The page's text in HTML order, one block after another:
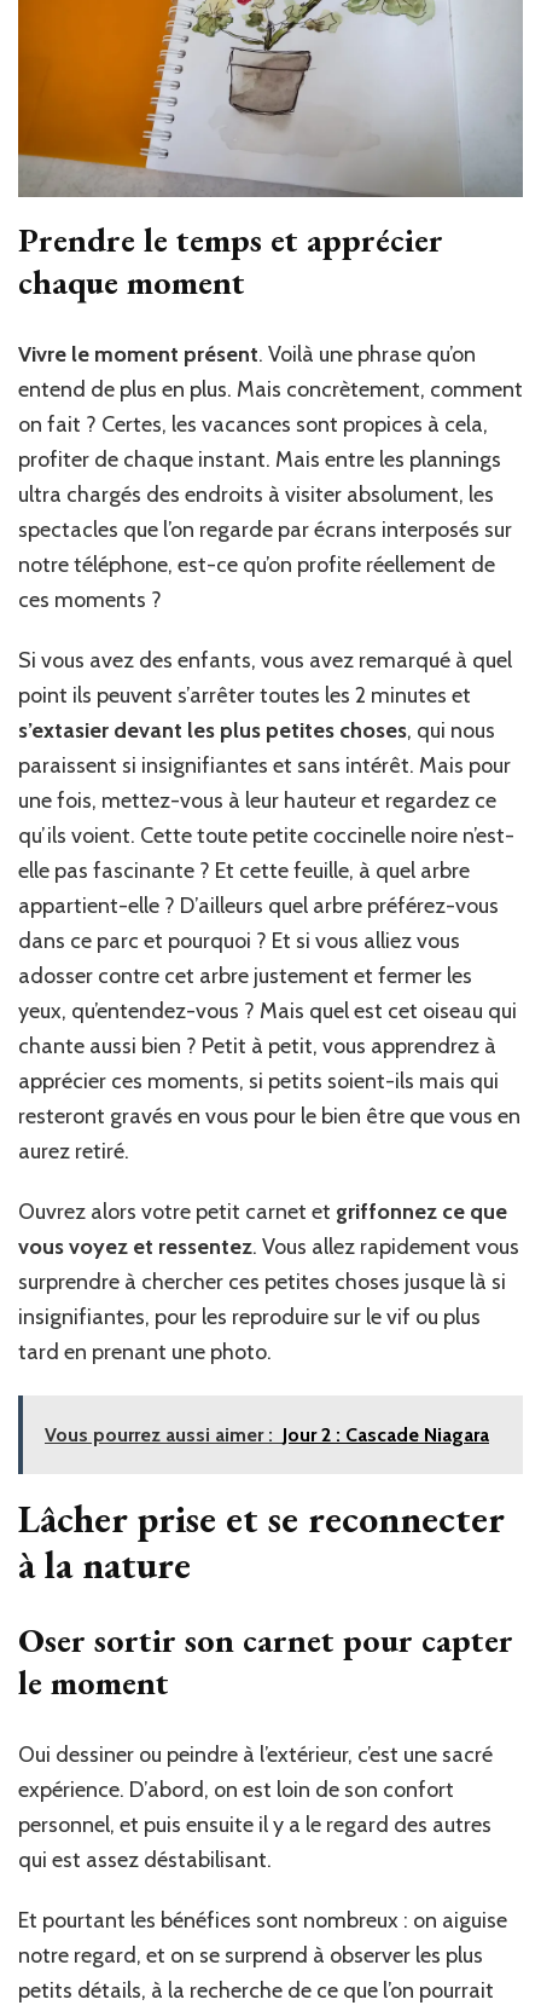
Prendre le temps et apprécier
chaque moment
Vivre le moment présent. Voilà une phrase qu’on
entend de plus en plus. Mais concrètement, comment
on fait ? Certes, les vacances sont propices à cela,
profiter de chaque instant. Mais entre les plannings
ultra chargés des endroits à visiter absolument, les
spectacles que l’on regarde par écrans interposés sur
notre téléphone, est-ce qu’on profite réellement de
ces moments ?
Si vous avez des enfants, vous avez remarqué à quel
point ils peuvent s’arrêter toutes les 2 minutes et
s’extasier devant les plus petites choses, qui nous
paraissent si insignifiantes et sans intérêt. Mais pour
une fois, mettez-vous à leur hauteur et regardez ce
qu’ils voient. Cette toute petite coccinelle noire n’est-
elle pas fascinante ? Et cette feuille, à quel arbre
appartient-elle ? D’ailleurs quel arbre préférez-vous
dans ce parc et pourquoi ? Et si vous alliez vous
adosser contre cet arbre justement et fermer les
yeux, qu’entendez-vous ? Mais quel est cet oiseau qui
chante aussi bien ? Petit à petit, vous apprendrez à
apprécier ces moments, si petits soient-ils mais qui
resteront gravés en vous pour le bien être que vous en
aurez retiré.
Ouvrez alors votre petit carnet et griffonnez ce que
vous voyez et ressentez. Vous allez rapidement vous
surprendre à chercher ces petites choses jusque là si
insignifiantes, pour les reproduire sur le vif ou plus
tard en prenant une photo.
Vous pourrez aussi aimer : Jour 2 : Cascade Niagara
Lâcher prise et se reconnecter
à la nature
Oser sortir son carnet pour capter
le moment
Oui dessiner ou peindre à l’extérieur, c’est une sacré
expérience. D’abord, on est loin de son confort
personnel, et puis ensuite il y a le regard des autres
qui est assez déstabilisant.
Et pourtant les bénéfices sont nombreux : on aiguise
notre regard, et on se surprend à observer les plus
petits détails, à la recherche de ce que l’on pourrait